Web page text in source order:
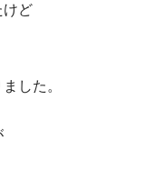
けど
した。